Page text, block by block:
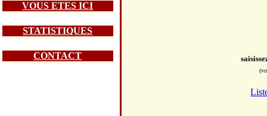
VOUS ETES ICI
STATISTIQUES
CONTACT